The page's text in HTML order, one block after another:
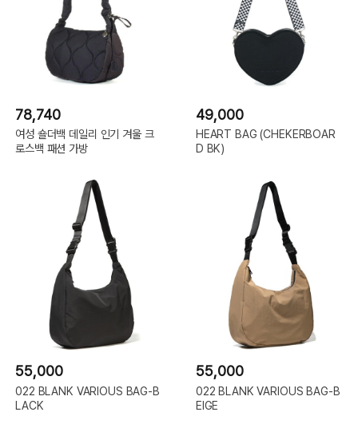
78,740
여성 숄더백 데일리 인기 겨울 크
로스백 패션 가방
49,000
HEART BAG (CHEKERBOAR
D BK)
55,000
022 BLANK VARIOUS BAG-B
LACK
55,000
022 BLANK VARIOUS BAG-B
EIGE